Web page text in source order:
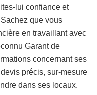
lui confiance et
que vous
en travaillant avec
Garant de
concernant ses
précis, sur-mesure
dans ses locaux.